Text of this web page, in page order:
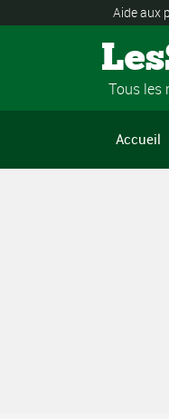
Aide aux
Tous les
Accueil